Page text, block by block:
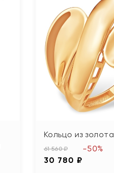
Кольцо из золота
61 560 ₽
30 780 ₽
-50%